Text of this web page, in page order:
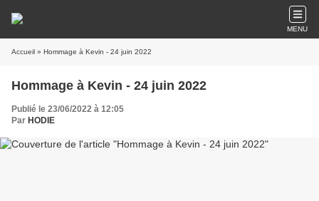
MENU
Accueil » Hommage à Kevin - 24 juin 2022
Hommage à Kevin - 24 juin 2022
Publié le 23/06/2022 à 12:05
Par HODIE